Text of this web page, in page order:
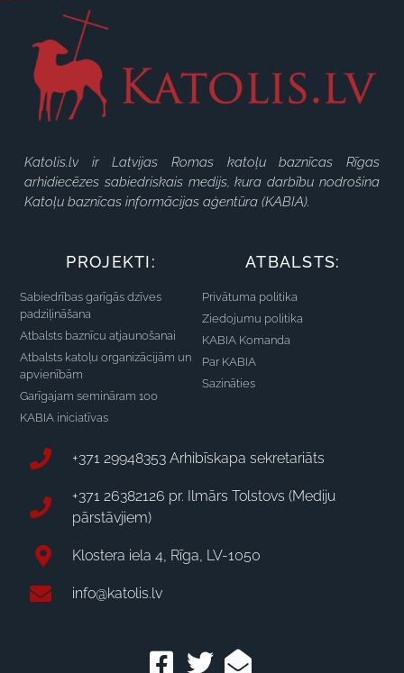
Katolis.lv ir Latvijas Romas katoļu baznīcas Rīgas
arhidiecēzes sabiedriskais medijs, kura darbību nodrošina
Katoļu baznīcas informācijas aģentūra (KABIA).
PROJEKTI:
Sabiedrības garīgās dzīves
padziļināšana
Atbalsts baznīcu atjaunošanai
Atbalsts katoļu organizācijām un
apvienībām
Garīgajam semināram 100
KABIA iniciatīvas
ATBALSTS:
Privātuma politika
Ziedojumu politika
KABIA Komanda
Par KABIA
Sazināties
+371 29948353 Arhibīskapa sekretariāts
+371 26382126 pr. Ilmārs Tolstovs (Mediju
pārstāvjiem)
Klostera iela 4, Rīga, LV-1050
info@katolis.lv